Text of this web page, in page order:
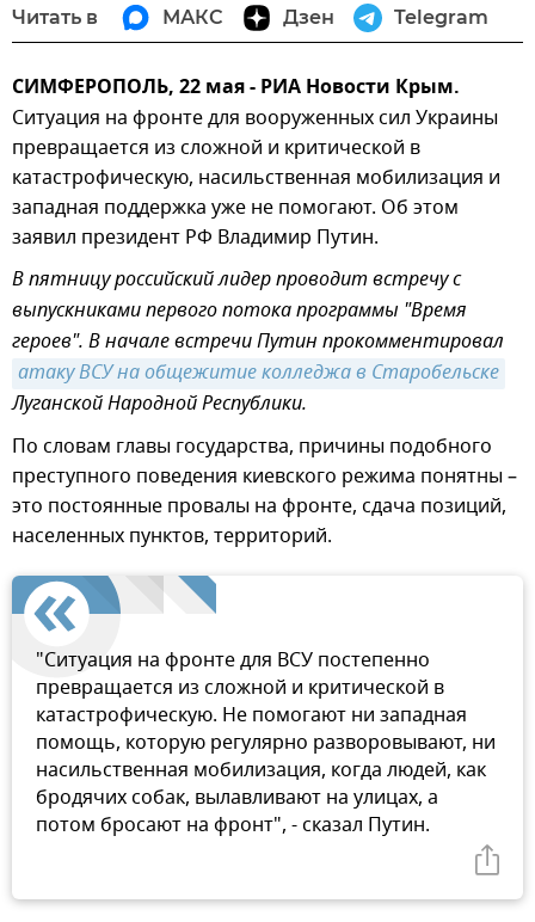
Читать в МАКС Дзен Telegram
СИМФЕРОПОЛЬ, 22 мая - РИА Новости Крым.
Ситуация на фронте для вооруженных сил Украины
превращается из сложной и критической в
катастрофическую, насильственная мобилизация и
западная поддержка уже не помогают. Об этом
заявил президент РФ Владимир Путин.
В пятницу российский лидер проводит встречу с
выпускниками первого потока программы "Время
героев". В начале встречи Путин прокомментировал
атаку ВСУ на общежитие колледжа в Старобельске
Луганской Народной Республики.
По словам главы государства, причины подобного
преступного поведения киевского режима понятны –
это постоянные провалы на фронте, сдача позиций,
населенных пунктов, территорий.
"Ситуация на фронте для ВСУ постепенно
превращается из сложной и критической в
катастрофическую. Не помогают ни западная
помощь, которую регулярно разворовывают, ни
насильственная мобилизация, когда людей, как
бродячих собак, вылавливают на улицах, а
потом бросают на фронт", - сказал Путин.